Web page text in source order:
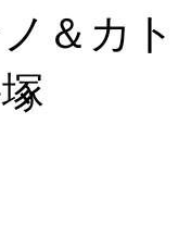
＆カ